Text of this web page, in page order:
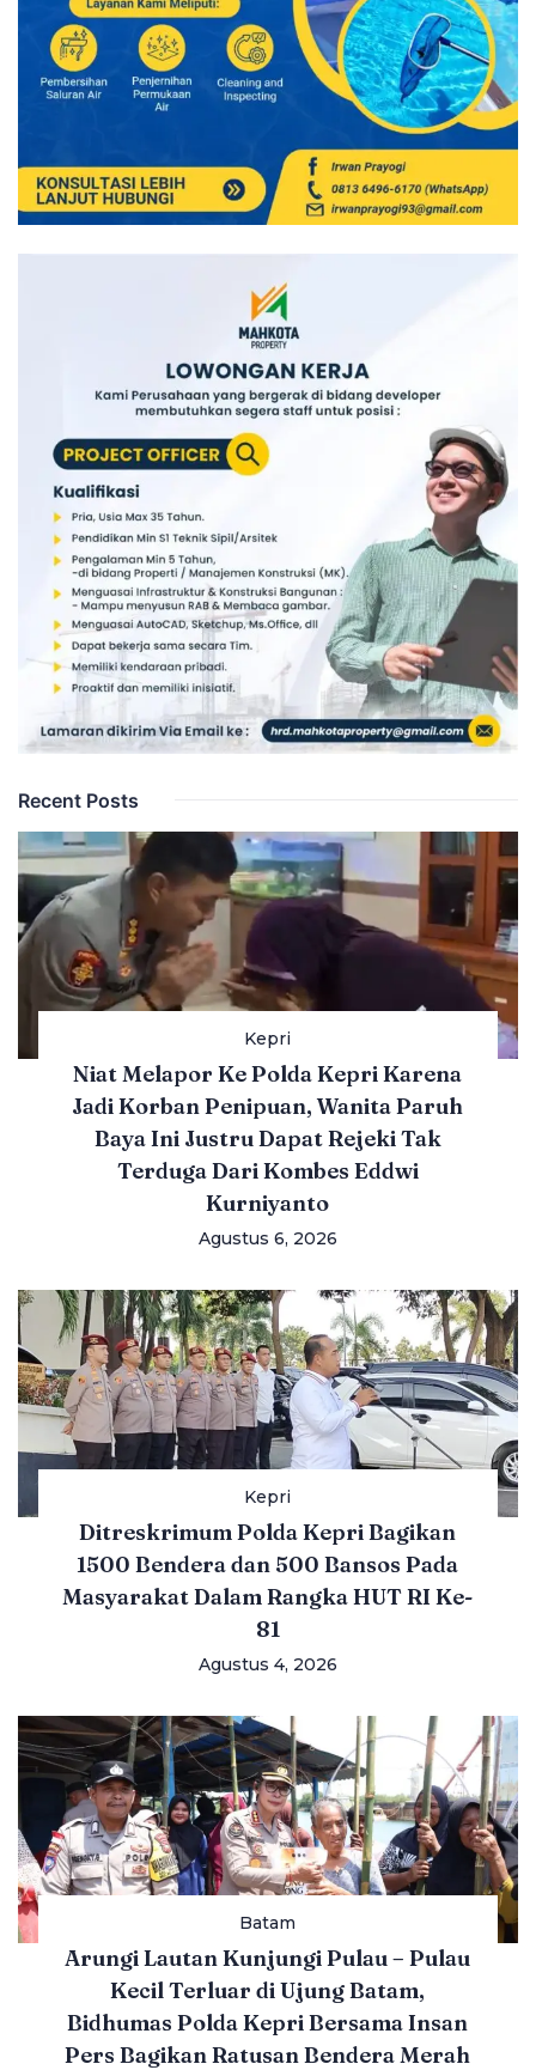
Recent Posts
Kepri
Niat Melapor Ke Polda Kepri Karena
Jadi Korban Penipuan, Wanita Paruh
Baya Ini Justru Dapat Rejeki Tak
Terduga Dari Kombes Eddwi
Kurniyanto
Agustus 6, 2026
Kepri
Ditreskrimum Polda Kepri Bagikan
1500 Bendera dan 500 Bansos Pada
Masyarakat Dalam Rangka HUT RI Ke-
81
Agustus 4, 2026
Batam
Arungi Lautan Kunjungi Pulau – Pulau
Kecil Terluar di Ujung Batam,
Bidhumas Polda Kepri Bersama Insan
Pers Bagikan Ratusan Bendera Merah